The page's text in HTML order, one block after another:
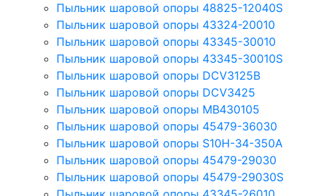
Пыльник шаровой опоры 48825-12040S
Пыльник шаровой опоры 43324-20010
Пыльник шаровой опоры 43345-30010
Пыльник шаровой опоры 43345-30010S
Пыльник шаровой опоры DCV3125B
Пыльник шаровой опоры DCV3425
Пыльник шаровой опоры MB430105
Пыльник шаровой опоры 45479-36030
Пыльник шаровой опоры S10H-34-350A
Пыльник шаровой опоры 45479-29030
Пыльник шаровой опоры 45479-29030S